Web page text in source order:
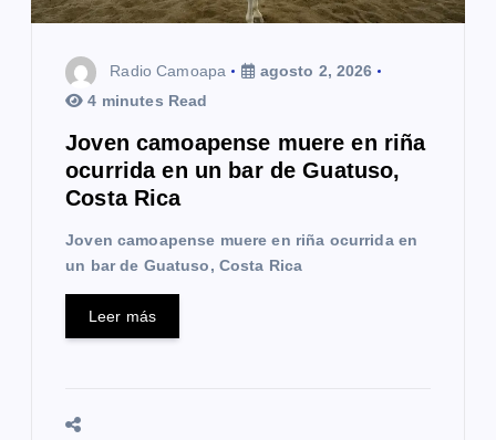
Radio Camoapa
agosto 2, 2026
4 minutes Read
Joven camoapense muere en riña
ocurrida en un bar de Guatuso,
Costa Rica
Joven camoapense muere en riña ocurrida en
un bar de Guatuso, Costa Rica
Leer más